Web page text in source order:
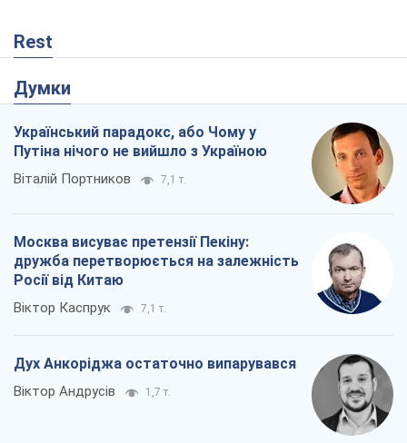
Rest
Думки
Український парадокс, або Чому у
Путіна нічого не вийшло з Україною
Віталій Портников 7,1 т.
Москва висуває претензії Пекіну:
дружба перетворюється на залежність
Росії від Китаю
Віктор Каспрук 7,1 т.
Дух Анкоріджа остаточно випарувався
Віктор Андрусів 1,7 т.